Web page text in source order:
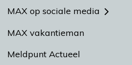
MAX op sociale media
MAX vakantieman
Meldpunt Actueel